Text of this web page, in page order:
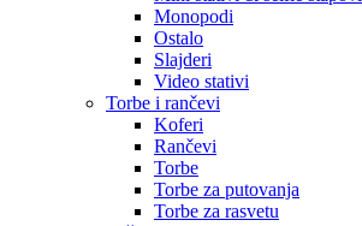
Monopodi
Ostalo
Slajderi
Video stativi
Torbe i rančevi
Koferi
Rančevi
Torbe
Torbe za putovanja
Torbe za rasvetu